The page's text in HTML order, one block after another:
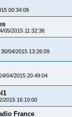
00:34:09
05/2015 11:32:36
30/04/2015 13:26:09
04/2015 20:49:04
2015 16:10:00
France